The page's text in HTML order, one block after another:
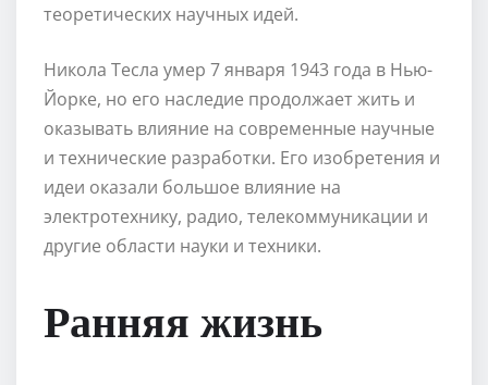
теоретических научных идей.
Никола Тесла умер 7 января 1943 года в Нью-
Йорке, но его наследие продолжает жить и
оказывать влияние на современные научные
и технические разработки. Его изобретения и
идеи оказали большое влияние на
электротехнику, радио, телекоммуникации и
другие области науки и техники.
Ранняя жизнь